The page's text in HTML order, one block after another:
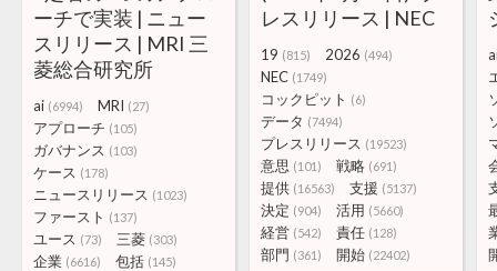
ーチで実装 | ニュー
スリリース | MRI 三
菱総合研究所
ai (6994) MRI (27)
アプローチ (105)
ガバナンス (103)
ケース (178)
ニュースリリース (1023)
ファースト (137)
ユース (73) 三菱 (303)
企業 (6616) 包括 (145)
レスリリース | NEC
19 (815) 2026 (494)
NEC (1749)
コックピット (6)
データ (7494)
プレスリリース (19523)
意思 (101) 戦略 (691)
提供 (16563) 支援 (5137)
決定 (904) 活用 (5660)
経営 (542) 責任 (128)
部門 (361) 開始 (22402)